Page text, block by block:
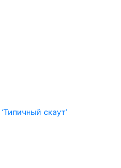
‘Типичный скаут’